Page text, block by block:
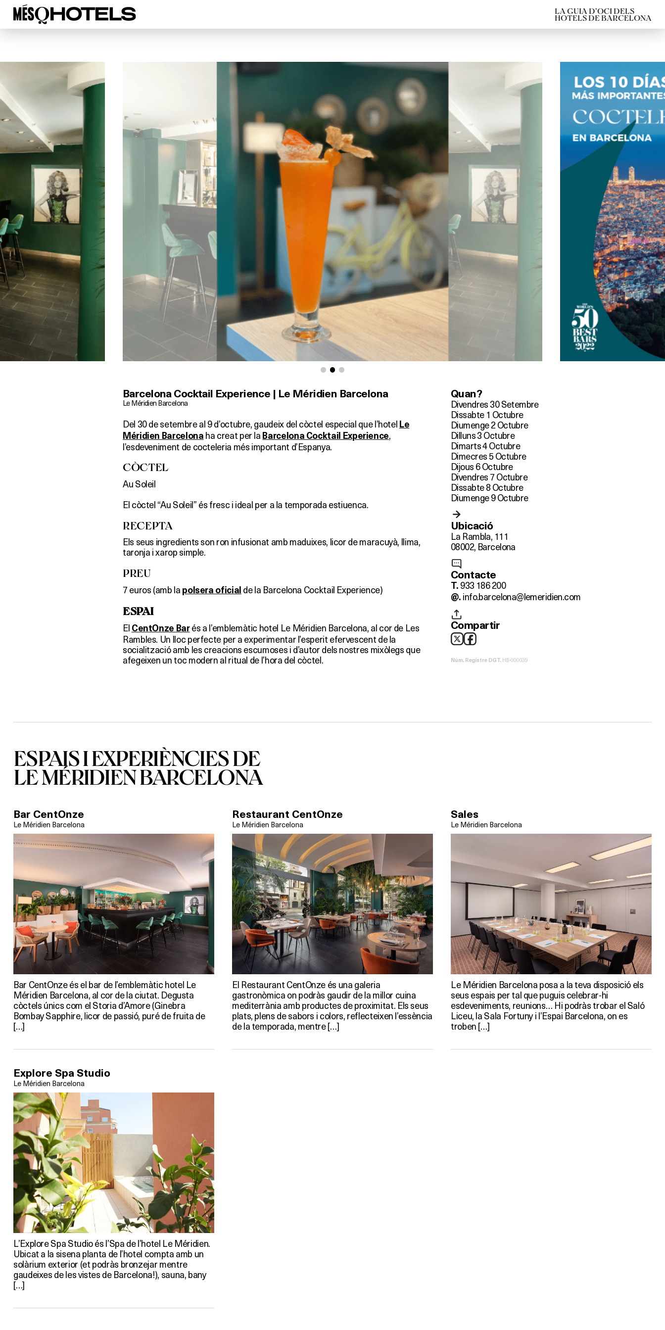
LA GUIA D’OCI DELS
HOTELS DE BARCELONA
Barcelona Cocktail Experience | Le Méridien Barcelona
Le Méridien Barcelona
Del 30 de setembre al 9 d’octubre, gaudeix del còctel especial que l’hotel Le
Méridien Barcelona ha creat per la Barcelona Cocktail Experience,
l’esdeveniment de cocteleria més important d’Espanya.
CÒCTEL
Au Soleil
El còctel “Au Soleil” és fresc i ideal per a la temporada estiuenca.
RECEPTA
Els seus ingredients son ron infusionat amb maduixes, licor de maracuyà, llima,
taronja i xarop simple.
PREU
7 euros (amb la polsera oficial de la Barcelona Cocktail Experience)
ESPAI
El CentOnze Barés a l’emblemàtic hotel Le Méridien Barcelona, al cor de Les
Rambles. Un lloc perfecte per a experimentar l’esperit efervescent de la
socialització amb les creacions escumoses i d’autor dels nostres mixòlegs que
afegeixen un toc modern al ritual de l’hora del còctel.
Quan?
Divendres 30 Setembre
Dissabte 1 Octubre
Diumenge 2 Octubre
Dilluns 3 Octubre
Dimarts 4 Octubre
Dimecres 5 Octubre
Dijous 6 Octubre
Divendres 7 Octubre
Dissabte 8 Octubre
Diumenge 9 Octubre
Ubicació
La Rambla, 111
08002, Barcelona
Contacte
T. 933 186 200
@. info.barcelona@lemeridien.com
Compartir
Núm. Registre DGT. HB-000039
ESPAIS I EXPERIÈNCIES DE
LE MÉRIDIEN BARCELONA
Bar CentOnze
Le Méridien Barcelona
Bar CentOnze és el bar de l’emblemàtic hotel Le
Méridien Barcelona, ​​al cor de la ciutat. Degusta
còctels únics com el Storia d’Amore (Ginebra
Bombay Sapphire, licor de passió, puré de fruita de
[…]
Restaurant CentOnze
Le Méridien Barcelona
El Restaurant CentOnze és una galeria
gastronòmica on podràs gaudir de la millor cuina
mediterrània amb productes de proximitat. Els seus
plats, plens de sabors i colors, reflecteixen l’essència
de la temporada, mentre […]
Sales
Le Méridien Barcelona
Le Méridien Barcelona posa a la teva disposició els
seus espais per tal que puguis celebrar-hi
esdeveniments, reunions… Hi podràs trobar el Saló
Liceu, la Sala Fortuny i l’Espai Barcelona, on es
troben […]
Explore Spa Studio
Le Méridien Barcelona
L’Explore Spa Studio és l’Spa de l’hotel Le Méridien.
Ubicat a la sisena planta de l’hotel compta amb un
solàrium exterior (et podràs bronzejar mentre
gaudeixes de les vistes de Barcelona!), sauna, bany
[…]